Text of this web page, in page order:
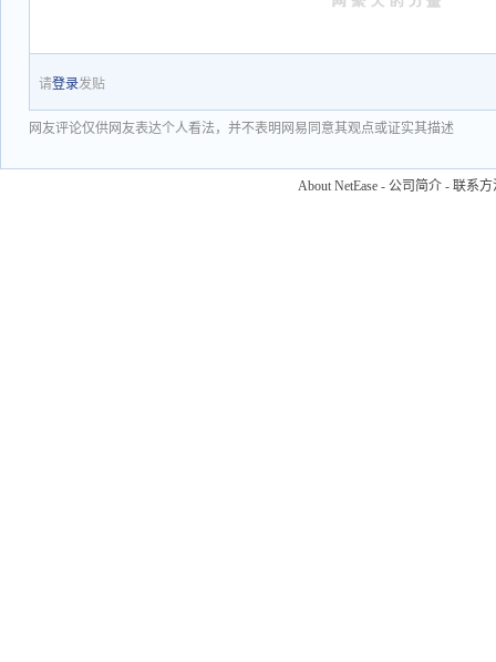
请登录发贴
网友评论仅供网友表达个人看法，并不表明网易同意其观点或证实其描述
About NetEase - 公司简介 - 联系方